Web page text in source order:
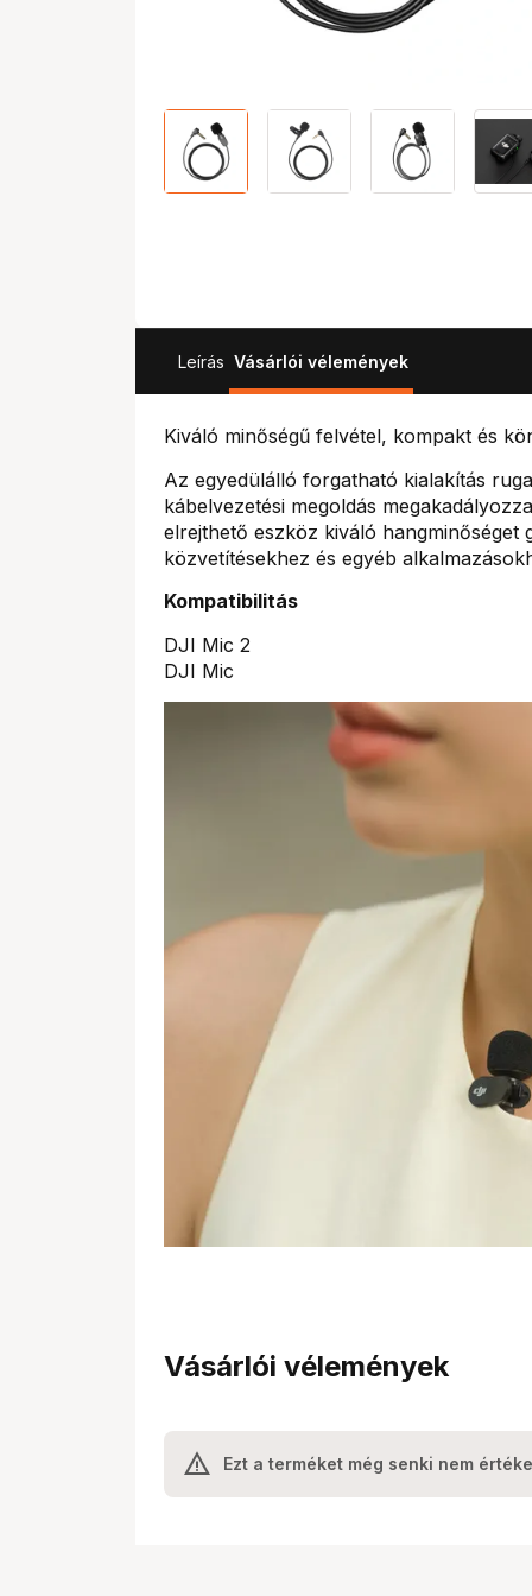
Leírás Vásárlói vélemények
Kiváló minőségű felvétel, kompakt és
Az egyedülálló forgatható kialakítás
kábelvezetési megoldás
elrejthető eszköz kiváló
közvetítésekhez és egyéb
Kompatibilitás
DJI Mic 2
DJI Mic
Vásárlói vélemények
Ezt a terméket még senki nem